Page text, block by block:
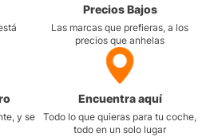
Precios Bajos
Las marcas que prefieras, a los
precios que anhelas
y se
Encuentra aquí
Todo lo que quieras para tu coche,
todo en un solo lugar